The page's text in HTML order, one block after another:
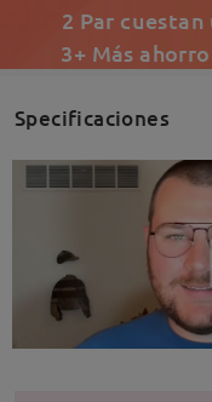
2 Par
3+ Más
Specificaciones